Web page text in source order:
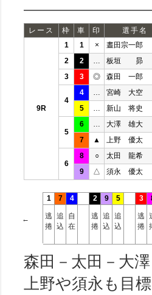
レース 枠 車 印 選手名
9R
1 1 × 晝田宗一郎
2
2 板垣 昴
3
3 ◎ 森田 一郎
4
4 宮崎 大空
5
新山 将史
5
6 大澤 雄大
7
▲ 上野 優太
6
8 ○ 太田 龍希
9
△ 須永 優太
←
1
逃
捲
7
追
込
4
自
在
2
逃
捲
9
追
込
5
追
込
3
逃
捲
森田－太田－大
上野や須永も目